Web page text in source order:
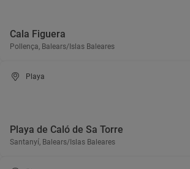
Cala Figuera
Pollença, Balears/Islas Baleares
Playa
Playa de Caló de Sa Torre
Santanyí, Balears/Islas Baleares